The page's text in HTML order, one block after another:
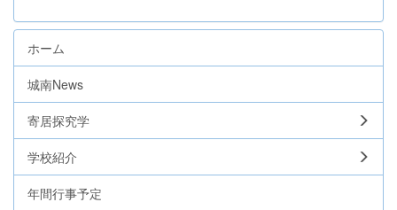
ホーム
城南News
寄居探究学
学校紹介
年間行事予定